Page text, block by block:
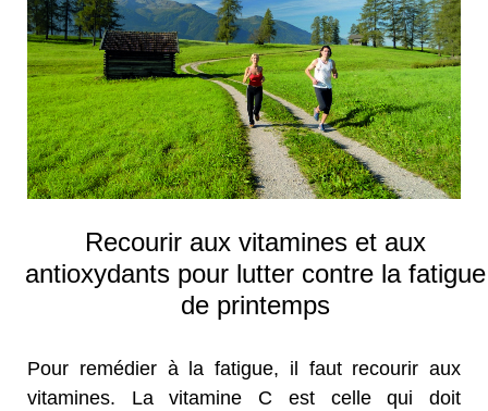
Recourir aux vitamines et aux
antioxydants pour lutter contre la fatigue
de printemps
Pour remédier à la fatigue, il faut recourir aux
vitamines. La vitamine C est celle qui doit